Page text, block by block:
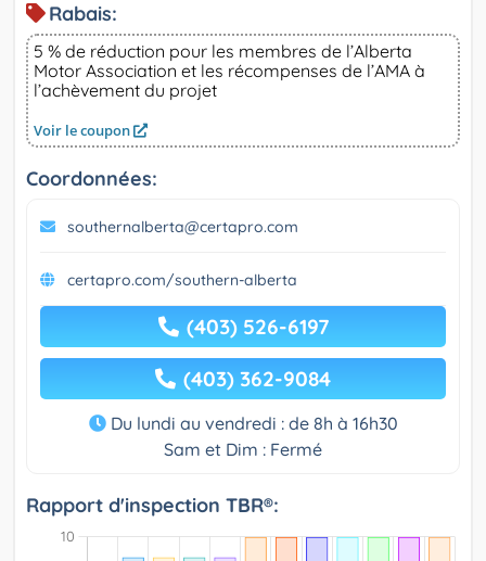
Rabais:
5 % de réduction pour les membres de l’Alberta
Motor Association et les récompenses de l’AMA à
l’achèvement du projet
Voir le coupon
Coordonnées:
southernalberta@certapro.com
certapro.com/southern-alberta
(403) 526-6197
(403) 362-9084
Du lundi au vendredi : de 8h à 16h30
Sam et Dim : Fermé
Rapport d'inspection TBR®: